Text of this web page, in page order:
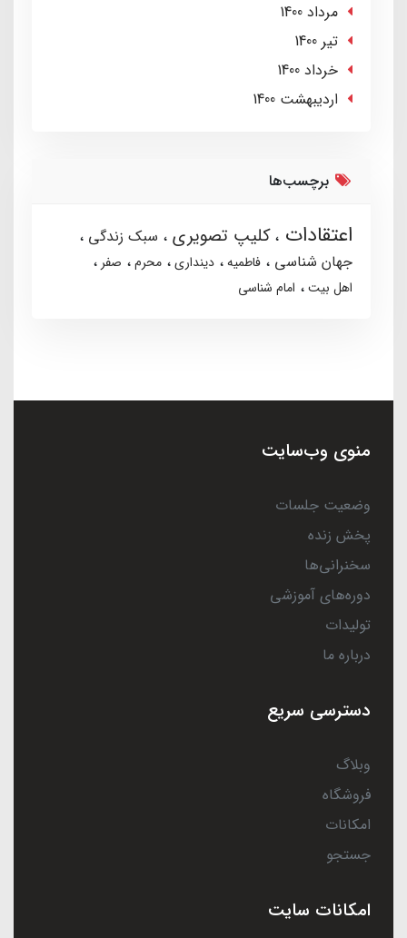
مرداد 1400
تير 1400
خرداد 1400
ارديبهشت 1400
برچسب‌ها
اعتقادات کلیپ تصویری
سبک زندگی
جهان شناسی
فاطمیه دینداری محرم
صفر
اهل بیت
امام شناسی
منوی وب‌سایت
وضعیت جلسات
پخش زنده
سخنرانی‌ها
دوره‌های آموزشی
تولیدات
درباره ما
دسترسی سریع
وبلاگ
فروشگاه
امکانات
جستجو
امکانات سایت